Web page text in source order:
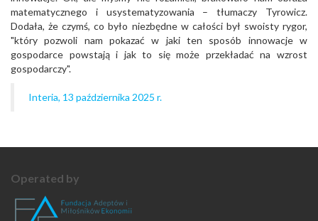
matematycznego i usystematyzowania – tłumaczy Tyrowicz.
Dodała, że czymś, co było niezbędne w całości był swoisty rygor,
"który pozwoli nam pokazać w jaki ten sposób innowacje w
gospodarce powstają i jak to się może przekładać na wzrost
gospodarczy".
Interia, 13 października 2025 r.
Operated by